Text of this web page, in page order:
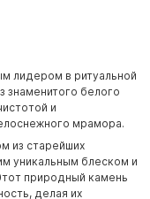
лидером в ритуальной
знаменитого белого
и
мрамора.
из старейших
уникальным блеском и
природный камень
делая их